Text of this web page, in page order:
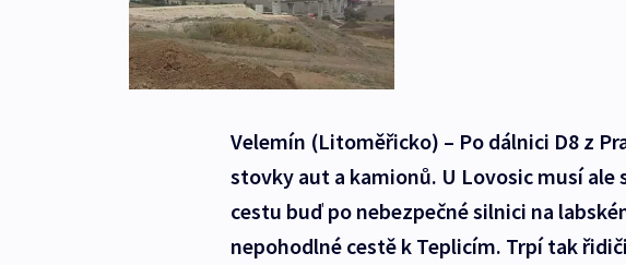
Velemín (Litoměřicko) – Po dálnici D8 z
stovky aut a kamionů. U Lovosic musí
cestu buď po nebezpečné silnici na
nepohodlné cestě k Teplicím. Trpí tak